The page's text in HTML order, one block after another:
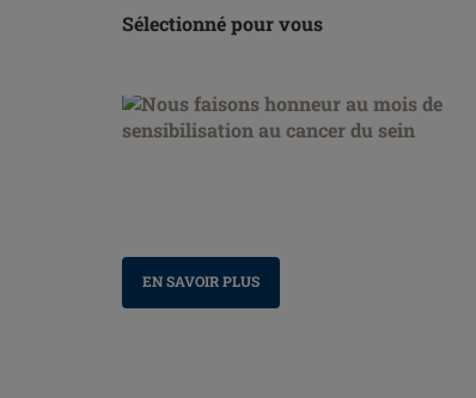
Sélectionné pour vous
EN SAVOIR PLUS